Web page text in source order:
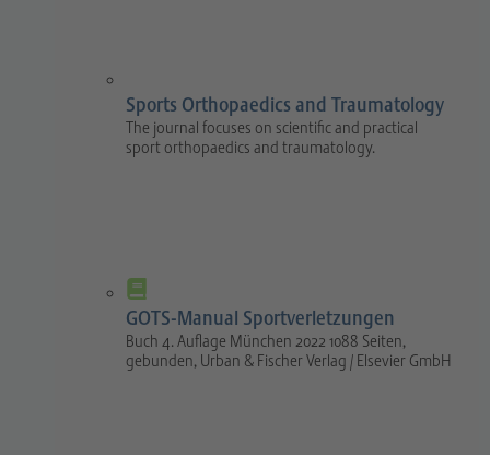
Sports Orthopaedics and Traumatology
The journal focuses on scientific and practical
sport orthopaedics and traumatology.
GOTS-Manual Sportverletzungen
Buch 4. Auflage München 2022 1088 Seiten,
gebunden, Urban & Fischer Verlag / Elsevier GmbH